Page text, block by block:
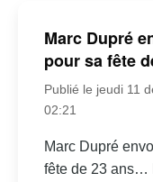
Marc Dupré
pour sa fête
Publié le jeudi 11
02:21
Marc Dupré
fête de 23 ans…